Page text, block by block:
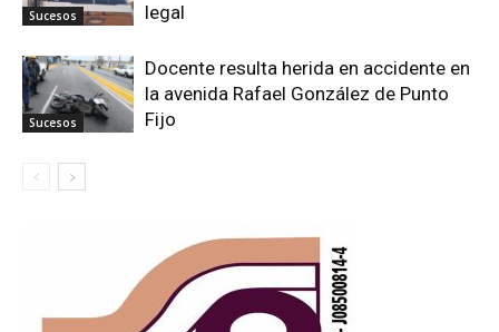
Sucesos
legal
Sucesos
Docente resulta herida en accidente en
la avenida Rafael González de Punto
Fijo